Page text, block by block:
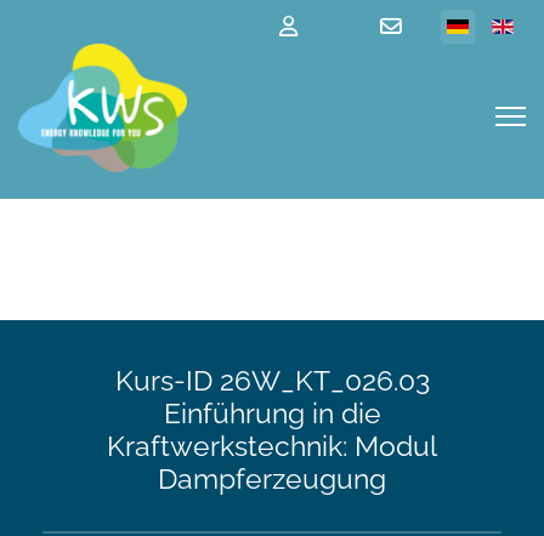
Kurs-ID 26W_KT_026.03
Einführung in die
Kraftwerkstechnik: Modul
Dampferzeugung